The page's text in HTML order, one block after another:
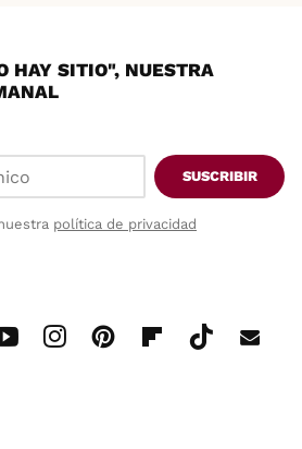
HAY SITIO", NUESTRA
SUSCRIBIR
política de privacidad